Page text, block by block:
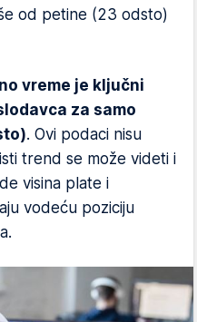
od petine (23 odsto)
vreme je ključni
za samo
. Ovi podaci nisu
trend se može videti i
visina plate i
vodeću poziciju